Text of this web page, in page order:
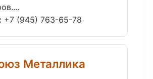
+7 (945) 763-65-78
Металлика